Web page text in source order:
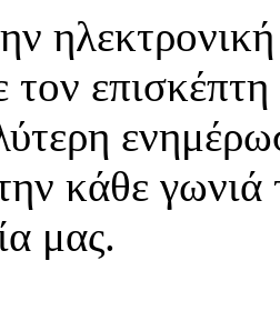
ηλεκτρονική
κάθε
μας.